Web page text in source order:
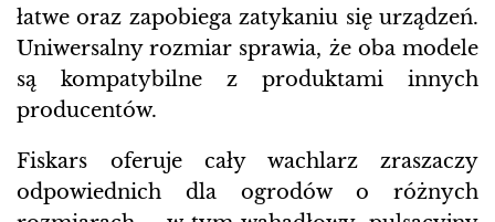
łatwe oraz zapobiega zatykaniu się urządzeń.
Uniwersalny rozmiar sprawia, że oba modele
są kompatybilne z produktami innych
producentów.
Fiskars oferuje cały wachlarz zraszaczy
odpowiednich dla ogrodów o różnych